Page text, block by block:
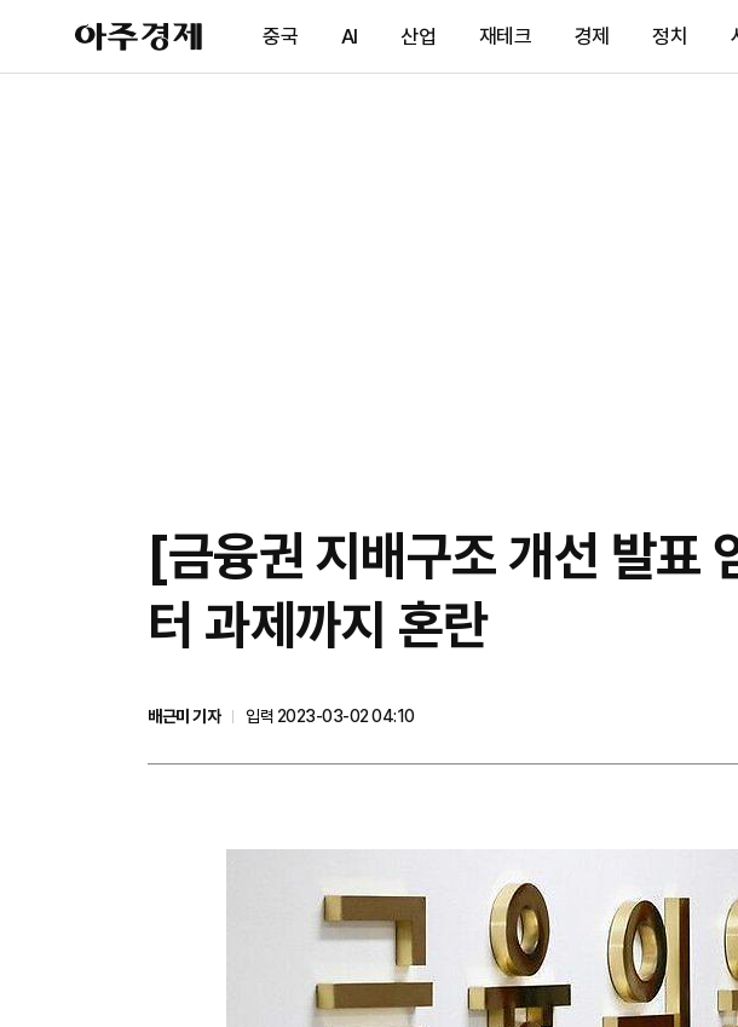
아
주
제
중국 AI 산업 재테크 경제 정치
​[금융권 지배구조 개선 발
터 과제까지 혼란
배근미 기자
입력 2023-03-02 04:10